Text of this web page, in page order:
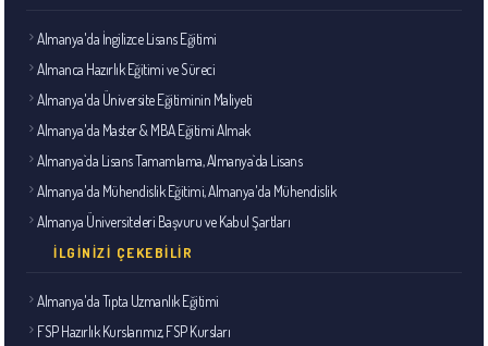
Almanya'da İngilizce Lisans Eğitimi
Almanca Hazırlık Eğitimi ve Süreci
Almanya'da Üniversite Eğitiminin Maliyeti
Almanya'da Master & MBA Eğitimi Almak
Almanya`da Lisans Tamamlama, Almanya`da Lisans
Almanya'da Mühendislik Eğitimi, Almanya'da Mühendislik
Almanya Üniversiteleri Başvuru ve Kabul Şartları
İLGINIZI ÇEKEBILIR
Almanya'da Tıpta Uzmanlık Eğitimi
FSP Hazırlık Kurslarımız, FSP Kursları